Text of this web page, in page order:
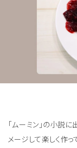
「ムーミン」の小説
メージして楽しく作